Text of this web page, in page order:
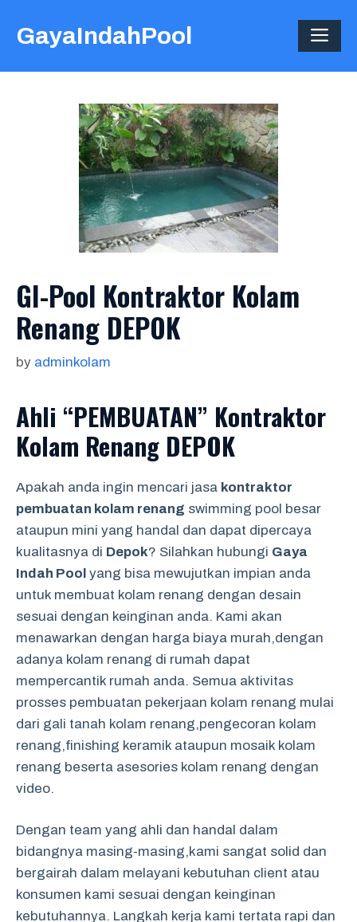
GayaIndahPool
GI-Pool Kontraktor Kolam
Renang DEPOK
by adminkolam
Ahli “PEMBUATAN” Kontraktor
Kolam Renang DEPOK
Apakah anda ingin mencari jasa kontraktor
pembuatan kolam renang swimming pool besar
ataupun mini yang handal dan dapat dipercaya
kualitasnya di Depok? Silahkan hubungi Gaya
Indah Pool yang bisa mewujutkan impian anda
untuk membuat kolam renang dengan desain
sesuai dengan keinginan anda. Kami akan
menawarkan dengan harga biaya murah,dengan
adanya kolam renang di rumah dapat
mempercantik rumah anda. Semua aktivitas
prosses pembuatan pekerjaan kolam renang mulai
dari gali tanah kolam renang,pengecoran kolam
renang,finishing keramik ataupun mosaik kolam
renang beserta asesories kolam renang dengan
video.
Dengan team yang ahli dan handal dalam
bidangnya masing-masing,kami sangat solid dan
bergairah dalam melayani kebutuhan client atau
konsumen kami sesuai dengan keinginan
kebutuhannya. Langkah kerja kami tertata rapi dan